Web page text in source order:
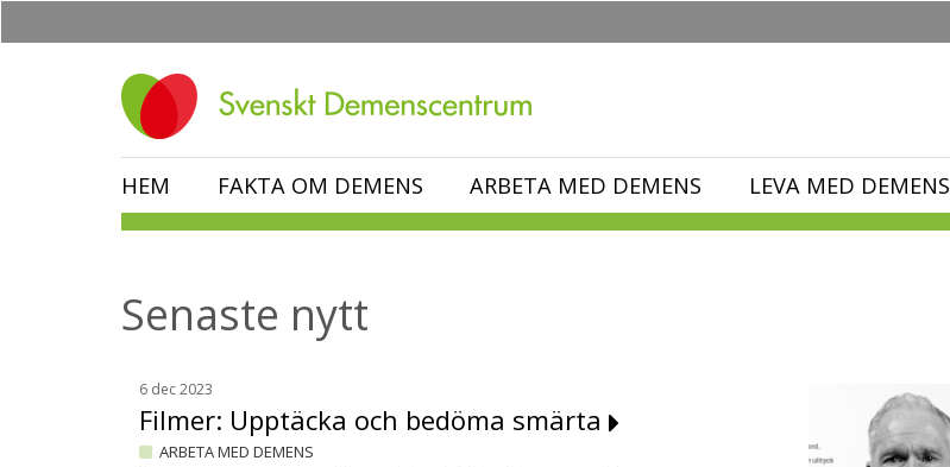
HEM FAKTA OM DEMENS ARBETA MED DEMENS LEVA MED DEMENS
Senaste nytt
6 dec 2023
Filmer: Upptäcka och bedöma smärta
ARBETA MED DEMENS